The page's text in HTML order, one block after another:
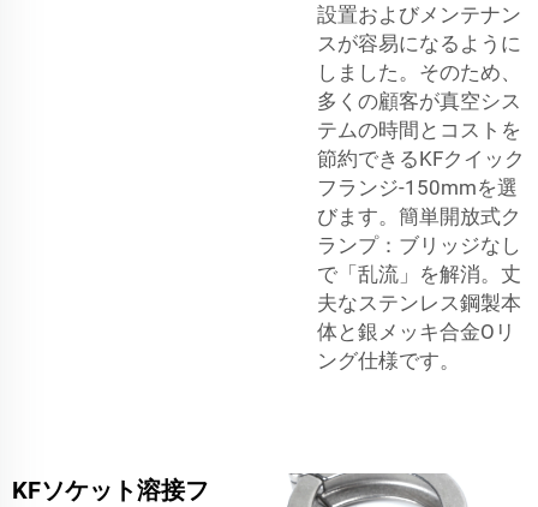
設置およびメンテナン
スが容易になるように
しました。そのため、
多くの顧客が真空シス
テムの時間とコストを
節約できるKFクイック
フランジ-150mmを選
びます。簡単開放式ク
ランプ：ブリッジなし
で「乱流」を解消。丈
夫なステンレス鋼製本
体と銀メッキ合金Oリ
ング仕様です。
KFソケット溶接フ